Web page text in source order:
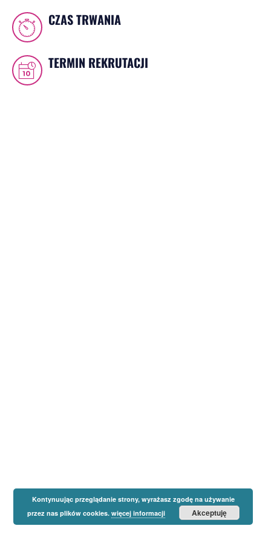
CZAS TRWANIA
TERMIN REKRUTACJI
Kontynuując przeglądanie strony, wyrażasz zgodę na używanie
przez nas plików cookies. więcej informacji Akceptuję